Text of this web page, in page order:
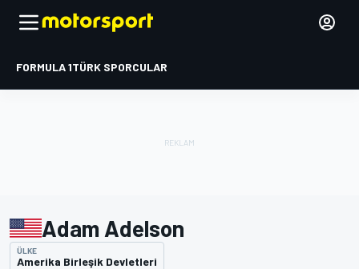
FORMULA 1TÜRK SPORCULAR
Adam Adelson
ÜLKE
Amerika Birleşik Devletleri